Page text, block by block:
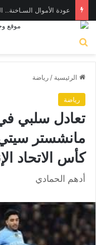
الرئيسية / رياضة
رياضة
تعادل سلبي
مانشستر
كأس الاتحاد
أدهم الحمادي